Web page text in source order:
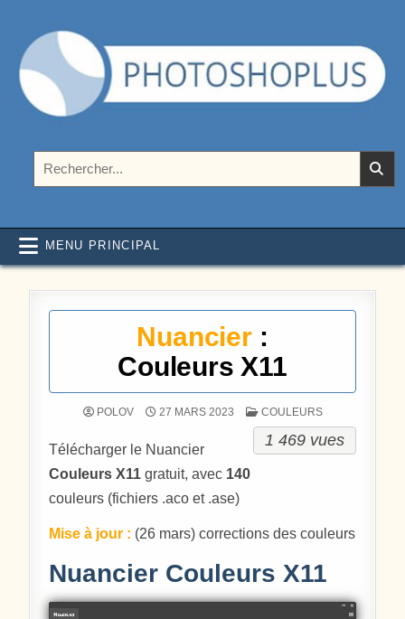
Photoshoplus
MENU PRINCIPAL
Nuancier:
Couleurs X11
POLOV 27 MARS 2023 POSTÉ DANS
COULEURS
1 469 vues
Télécharger le Nuancier
Couleurs X11 gratuit, avec 140
couleurs (fichiers .aco et .ase)
Mise à jour : (26 mars) corrections des couleurs
Nuancier Couleurs X11